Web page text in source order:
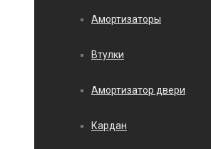
Амортизаторы
Втулки
Амортизатор двери
Кардан